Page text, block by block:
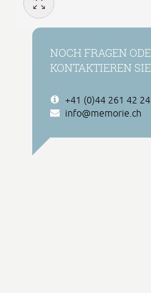
NOCH FRAGEN
KONTAKTIEREN
+41 (0)44 261 42 24
info@memorie.ch